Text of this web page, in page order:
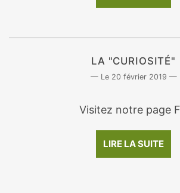
LA "CURIOSITÉ"
20 février 2019
Visitez notre page
LIRE LA SUITE